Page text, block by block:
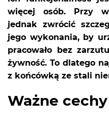
więcej osób. Przy
jednak zwrócić
jego wykonania, by
pracowało bez
żywność. To dlatego
z końcówką ze stali
Ważne